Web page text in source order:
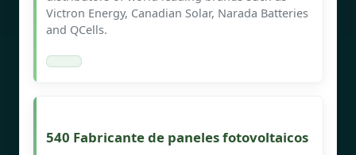
Victron Energy, Canadian Solar, Narada Batteries
and QCells.
540 Fabricante de paneles fotovoltaicos